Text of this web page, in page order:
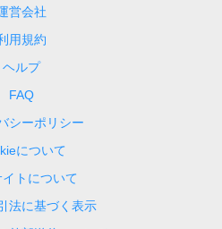
営会社
用規約
ヘルプ
FAQ
シーポリシー
について
イトについて
法に基づく表示